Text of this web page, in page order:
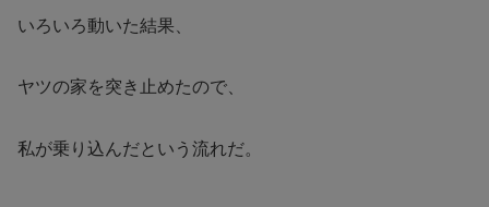
いろいろ動いた結果、
ヤツの家を突き止めたので、
私が乗り込んだという流れだ。